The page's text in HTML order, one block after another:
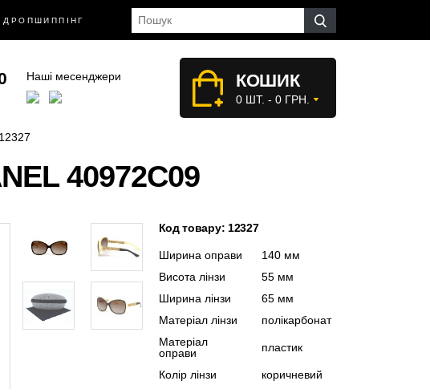
ДРОПШИППІНГ
Наші месенджери КОШИК
0 ШТ. - 0 ГРН.
40972C09
Код товару: 12327
Ширина оправи
140 мм
Висота лінзи
55 мм
Ширина лінзи
65 мм
Матеріал лінзи
полікарбонат
Матеріал
оправи
пластик
Колір лінзи
коричневий